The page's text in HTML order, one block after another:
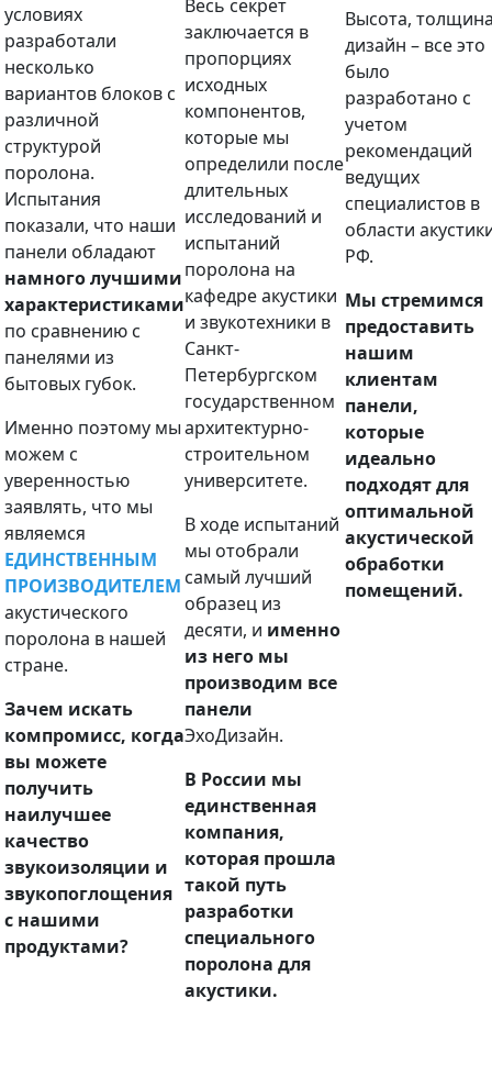
условиях
разработали
несколько
вариантов блоков с
различной
структурой
поролона.
Испытания
показали, что наши
панели обладают
намного лучшими
характеристиками
по сравнению с
панелями из
бытовых губок.
Именно поэтому мы
можем с
уверенностью
заявлять, что мы
являемся
ЕДИНСТВЕННЫМ
ПРОИЗВОДИТЕЛЕМ
акустического
поролона в нашей
стране.
Зачем искать
компромисс, когда
вы можете
получить
наилучшее
качество
звукоизоляции и
звукопоглощения
с нашими
продуктами?
Весь секрет
заключается в
пропорциях
исходных
компонентов,
которые мы
определили после
длительных
исследований и
испытаний
поролона на
кафедре акустики
и звукотехники в
Санкт-
Петербургском
государственном
архитектурно-
строительном
университете.
В ходе испытаний
мы отобрали
самый лучший
образец из
десяти, и именно
из него мы
производим все
панели
ЭхоДизайн.
В России мы
единственная
компания,
которая прошла
такой путь
разработки
специального
поролона для
акустики.
Высота,
дизайн – все это
было
разработано с
учетом
рекомендаций
ведущих
специалистов в
области
РФ.
Мы стремимся
предоставить
нашим
клиентам
панели,
которые
идеально
подходят для
оптимальной
акустической
обработки
помещений.